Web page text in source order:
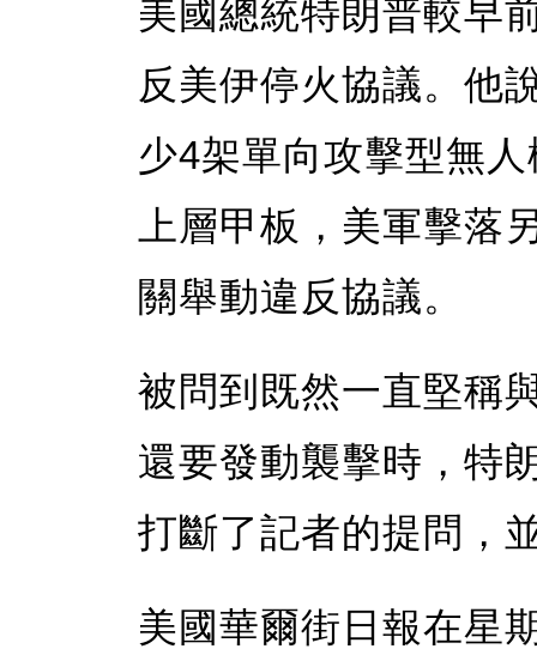
美國總統特朗普較早
反美伊停火協議。他
少4架單向攻擊型無
上層甲板，美軍擊落
關舉動違反協議。
被問到既然一直堅稱
還要發動襲擊時，特
打斷了記者的提問，
美國華爾街日報在星